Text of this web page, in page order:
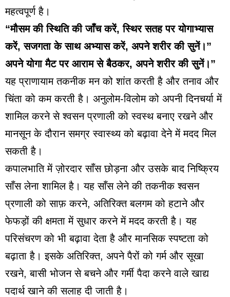
महत्वपूर्ण है।
“मौसम की स्थिति की जाँच करें, स्थिर सतह पर योगाभ्यास
करें, सजगता के साथ अभ्यास करें, अपने शरीर की सुनें।”
अपने योगा मैट पर आराम से बैठकर, अपने शरीर की सुनें।”
यह प्राणायाम तकनीक मन को शांत करती है और तनाव और
चिंता को कम करती है। अनुलोम-विलोम को अपनी दिनचर्या में
शामिल करने से श्वसन प्रणाली को स्वस्थ बनाए रखने और
मानसून के दौरान समग्र स्वास्थ्य को बढ़ावा देने में मदद मिल
सकती है।
कपालभाति में ज़ोरदार साँस छोड़ना और उसके बाद निष्क्रिय
साँस लेना शामिल है। यह साँस लेने की तकनीक श्वसन
प्रणाली को साफ़ करने, अतिरिक्त बलगम को हटाने और
फेफड़ों की क्षमता में सुधार करने में मदद करती है। यह
परिसंचरण को भी बढ़ावा देता है और मानसिक स्पष्टता को
बढ़ाता है। इसके अतिरिक्त, अपने पैरों को गर्म और सूखा
रखने, बासी भोजन से बचने और गर्मी पैदा करने वाले खाद्य
पदार्थ खाने की सलाह दी जाती है।